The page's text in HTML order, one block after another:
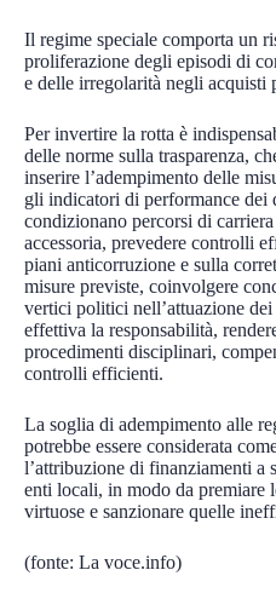
Il regime speciale comporta un
proliferazione degli episodi di
e delle irregolarità negli acquisti
Per invertire la rotta è
delle norme sulla trasparenza,
inserire l’adempimento delle
gli indicatori di performance dei
condizionano percorsi di
accessoria, prevedere controlli
piani anticorruzione e sulla
misure previste, coinvolgere
vertici politici nell’attuazione
effettiva la responsabilità,
procedimenti disciplinari,
controlli efficienti.
La soglia di adempimento alle
potrebbe essere considerata
l’attribuzione di finanziamenti a
enti locali, in modo da premiare
virtuose e sanzionare quelle
(fonte: La voce.info)